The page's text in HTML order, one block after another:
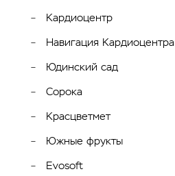
Кардиоцентр
Навигация Кардиоцентра
Юдинский сад
Сорока
Красцветмет
Южные фрукты
Evosoft